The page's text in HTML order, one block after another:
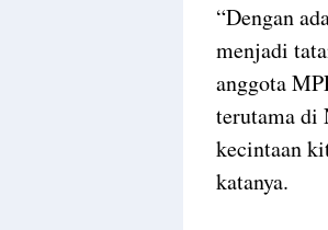
“Dengan
menjadi
anggota
terutama di
kecintaan
katanya.